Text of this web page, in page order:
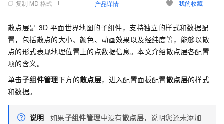
复制 MD 格式
产品详情 我的收藏
散点层是 3D 平面世界地图的子组件，支持独立的样式和数据配
置，包括散点的大小、颜色、动画效果以及经纬度等，能够以散
点的形式表现地理位置上的点数据信息。本文介绍散点层各配置
项的含义。
单击子组件管理下方的散点层，进入配置面板配置散点层的样式
和数据。
说明 如果子组件管理中没有散点层，说明您还未添加